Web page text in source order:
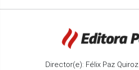
Director(e): Félix Paz Quiroz